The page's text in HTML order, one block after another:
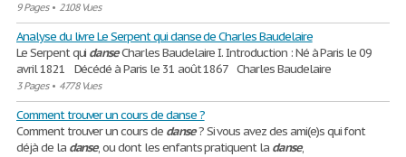
9 Pages• 2108 Vues
Analyse du livre Le Serpent qui danse de Charles Baudelaire
Le Serpent qui danseCharles Baudelaire I. Introduction : Né à Paris le 09
avril 1821 Décédé à Paris le 31 août 1867 Charles Baudelaire
3 Pages• 4778 Vues
Comment trouver un cours de danse ?
Comment trouver un cours de danse? Si vous avez des ami(e)s qui font
déjà de la danse, ou dont les enfants pratiquent la danse,